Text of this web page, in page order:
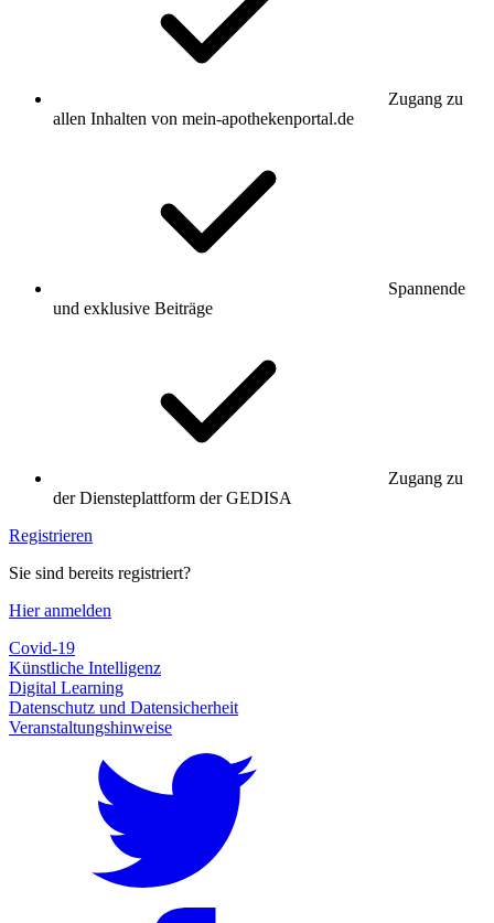
Zugang zu
allen Inhalten von mein-apothekenportal.de
Spannende
und exklusive Beiträge
Zugang zu
der Diensteplattform der GEDISA
Registrieren
Sie sind bereits registriert?
Hier anmelden
Covid-19
Künstliche Intelligenz
Digital Learning
Datenschutz und Datensicherheit
Veranstaltungshinweise